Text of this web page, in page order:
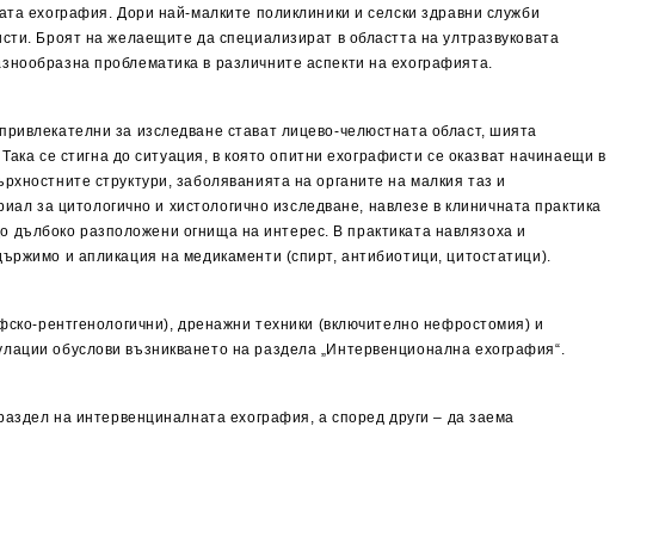
ехография. Дори най-малките поликлиники и селски здравни служби
Броят на желаещите да специализират в областта на ултразвуковата
проблематика в различните аспекти на ехографията.
за изследване стават лицево-челюстната област, шията
се стигна до ситуация, в която опитни ехографисти се оказват начинаещи в
структури, заболяванията на органите на малкия таз и
за цитологично и хистологично изследване, навлезе в клиничната практика
дълбоко разположени огнища на интерес. В практиката навлязоха и
и апликация на медикаменти (спирт, антибиотици, цитостатици).
рентгенологични), дренажни техники (включително нефростомия) и
обуслови възникването на раздела „Интервенционална ехография“.
на интервенциналната ехография, а според други – да заема